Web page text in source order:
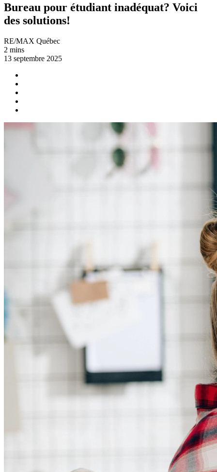
Bureau pour étudiant inadéquat? Voici
des solutions!
RE/MAX Québec
2 mins
13 septembre 2025